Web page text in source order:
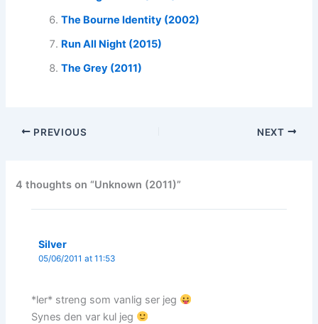
The Bourne Identity (2002)
Run All Night (2015)
The Grey (2011)
PREVIOUS NEXT
4 thoughts on “Unknown (2011)”
Silver
05/06/2011 at 11:53
*ler* streng som vanlig ser jeg
Synes den var kul jeg